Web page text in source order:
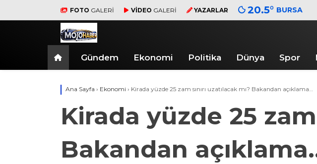
FOTO GALERİ VİDEO GALERİ YAZARLAR 20.5° BURSA
Gündem Ekonomi Politika Dünya Spor
Ana Sayfa › Ekonomi › Kirada yüzde 25 zam sınırı uzatılacak mı? Bakandan açıklama…
Kirada yüzde 25 zam
Bakandan